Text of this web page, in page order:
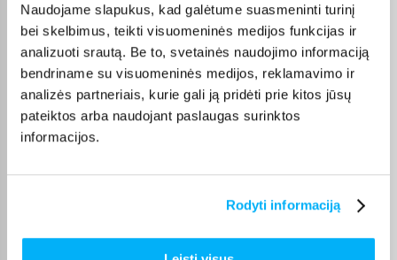
Naudojame slapukus, kad galėtume suasmeninti turinį
bei skelbimus, teikti visuomeninės medijos funkcijas ir
analizuoti srautą. Be to, svetainės naudojimo informaciją
bendriname su visuomeninės medijos, reklamavimo ir
analizės partneriais, kurie gali ją pridėti prie kitos jūsų
pateiktos arba naudojant paslaugas surinktos
informacijos.
Rodyti informaciją
paprastai pristatomos per 1–2 darbo dienas, o tikslus
kiekvienos prekės pristatymo terminas nurodytas jos
puslapyje.
Tinkamą prekę iš Kitos kompiuterių dalys kategorijos
pristatysime per nurodytą terminą, o jei pageidausite
užsakymą atsiimti patys, atitinkamai pažymėtas prekes
galėsite atsiimti mūsų biure Kaune.
Pirkėjų atsiliepimai apie prekes